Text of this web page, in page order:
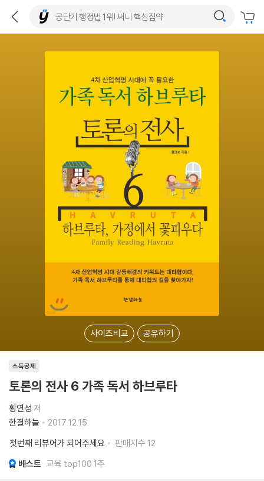
사이즈비교 공유하기
소득공제
토론의 전사 6 가족 독서 하브루타
황연성 저
한결하늘
2017.12.15.
첫번째 리뷰어가 되어주세요
판매지수 12
베스트 교육 top100 1주